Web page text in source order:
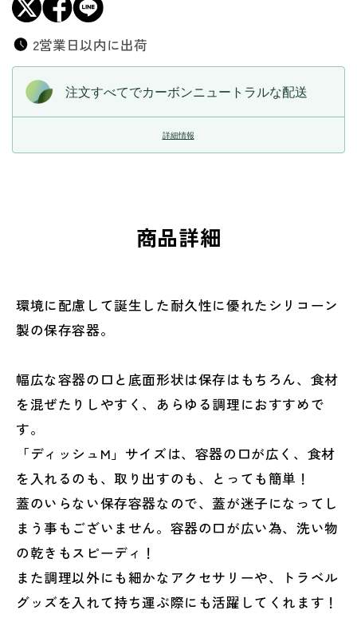
2営業日以内に出荷
注文すべてでカーボンニュートラルな配送
詳細情報
商品詳細
環境に配慮して誕生した耐久性に優れたシリコーン
製の保存容器。
幅広な容器の口と底面形状は保存はもちろん、食材
を混ぜたりしやすく、あらゆる調理におすすめで
す。
「ディッシュM」サイズは、容器の口が広く、食材
を入れるのも、取り出すのも、とっても簡単！
蓋のいらない保存容器なので、蓋が迷子になってし
まう事もございません。容器の口が広い為、洗い物
の乾きもスピーディ！
また調理以外にも細かなアクセサリーや、トラベル
グッズを入れて持ち運ぶ際にも活躍してくれます！